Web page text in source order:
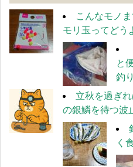
こんなモノ
モリ玉ってど
と
釣り
立秋を過ぎ
の銀鱗を待つ波
く